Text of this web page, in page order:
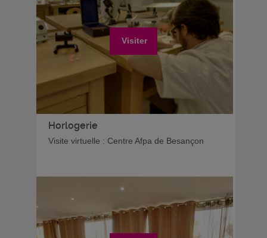
Visiter
Horlogerie
Visite virtuelle : Centre Afpa de Besançon